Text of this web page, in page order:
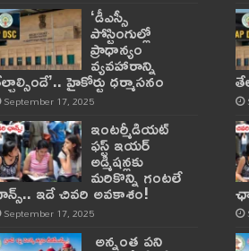
‘డీఎస్సీ
పోస్టింగుల్లో
ప్రాధాన్యం
వ్యవహారాన్ని
హైకోర్టు ధర్మాసనం
September 17, 2025
ఇంటర్మీడియట్
ఫస్ట్‌ ఇయర్‌
అడ్మిషన్లకు
మరికొన్ని గంటలే
ఇదే చివరి అవకాశం!
September 17, 2025
అన్నంత పని